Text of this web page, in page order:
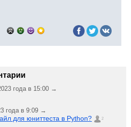
года в 15:00 →
года в 9:09 →
для юниттеста в Python? 2